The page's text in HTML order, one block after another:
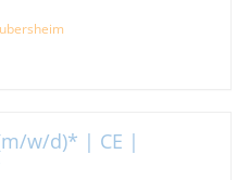
w/d)* | CE |